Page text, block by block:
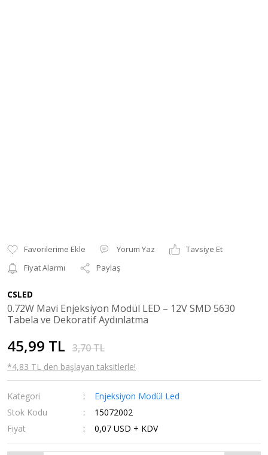
Yorum Yaz
Tavsiye Et
Fiyat Alarmı
Paylaş
CSLED
0.72W Mavi Enjeksiyon Modül LED – 12V SMD 5630
Tabela ve Dekoratif Aydınlatma
45,99 TL 3,70 TL
*4,83 TL den başlayan taksitlerle!
Kategori
Enjeksiyon Modül Led
Stok Kodu
15072002
Fiyat
0,07 USD + KDV